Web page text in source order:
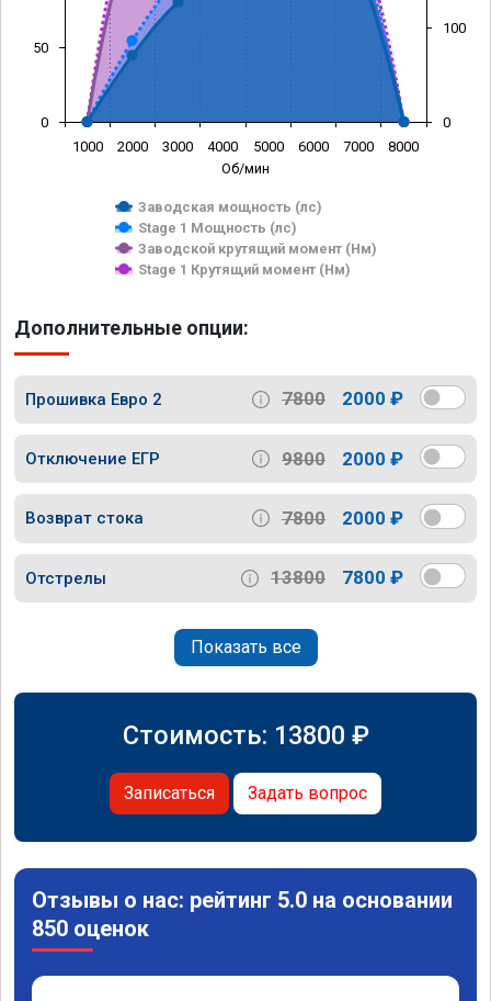
Об/мин
Заводская мощность (лс)
Stage 1 Мощность (лс)
Заводской крутящий момент (Нм)
Stage 1 Крутящий момент (Нм)
1000 2000 3000 4000 5000 6000 7000 8000
0
50
0
100
Дополнительные опции:
Прошивка Евро 2 7800 2000 ₽
Отключение ЕГР 9800 2000 ₽
Возврат стока 7800 2000 ₽
Отстрелы 13800 7800 ₽
Показать все
Стоимость: 13800 ₽
Записаться Задать вопрос
Отзывы о нас: рейтинг 5.0 на основании
850 оценок